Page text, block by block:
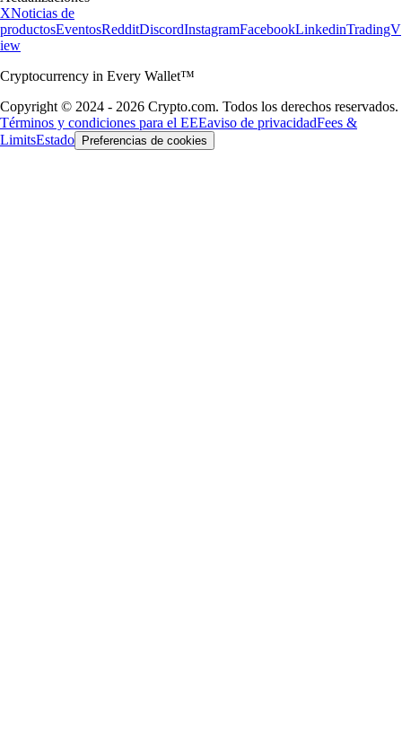
XNoticias de
productosEventosRedditDiscordInstagramFacebookLinkedinTradingV
iew
Cryptocurrency in Every Wallet™
Copyright © 2024 - 2026 Crypto.com. Todos los derechos reservados.
Términos y condiciones para el EEEaviso de privacidadFees &
LimitsEstado Preferencias de cookies